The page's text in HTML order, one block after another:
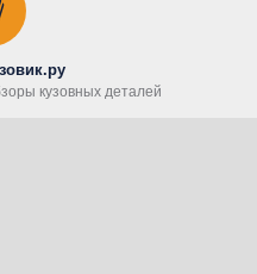
кузовных деталей